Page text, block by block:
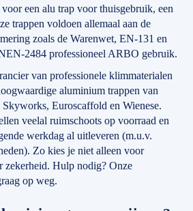
een alu trap voor thuisgebruik, een
trappen voldoen allemaal aan de
zoals de Warenwet, EN-131 en
2484 professioneel ARBO gebruik.
van professionele klimmaterialen
aluminium trappen van
Euroscaffold en Wienese.
veelal ruimschoots op voorraad en
werkdag al uitleveren (m.u.v.
Zo kies je niet alleen voor
zekerheid. Hulp nodig? Onze
op weg.